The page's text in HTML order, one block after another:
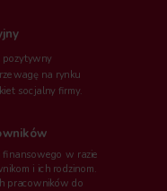
pozytywny
na rynku
socjalny firmy.
w razie
i ich rodzinom.
pracowników do